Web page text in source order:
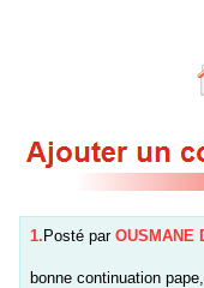
1.Posté par OUSMANE
bonne continuation